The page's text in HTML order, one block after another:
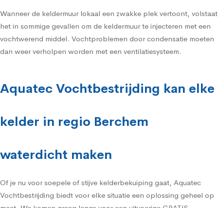
Wanneer de keldermuur lokaal een zwakke plek vertoont, volstaat
het in sommige gevallen om de keldermuur te injecteren met een
vochtwerend middel. Vochtproblemen door condensatie moeten
dan weer verholpen worden met een ventilatiesysteem.
Aquatec Vochtbestrijding kan elke
kelder in regio Berchem
waterdicht maken
Of je nu voor soepele of stijve kelderbekuiping gaat, Aquatec
Vochtbestrijding biedt voor elke situatie een oplossing geheel op